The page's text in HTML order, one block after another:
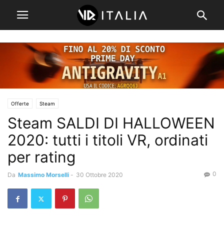
Offerte Steam
Steam SALDI DI HALLOWEEN
2020: tutti i titoli VR, ordinati
per rating
Da Massimo Morselli - 30 Ottobre 2020 0